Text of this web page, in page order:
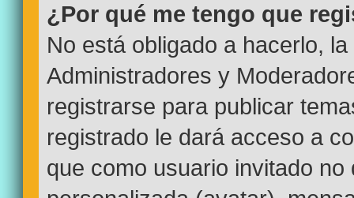
¿Por qué me tengo que
No está obligado a hacerlo,
Administradores y
registrarse para publicar
registrado le dará acceso a
que como usuario invitado